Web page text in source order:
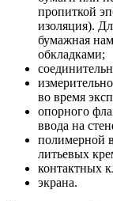
пропиткой
изоляция).
бумажная
обкладками;
во время
опорного
ввода на
полимерной
литьевых
контактных
экрана.